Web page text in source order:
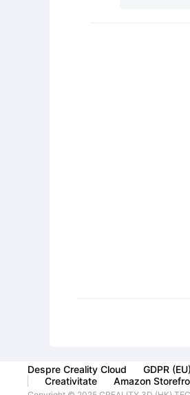
Despre Creality Cloud GDPR (EU)
Creativitate
Amazon